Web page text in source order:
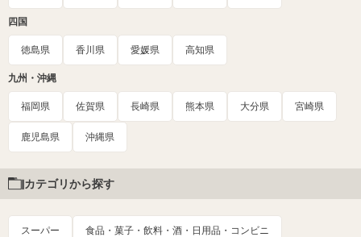
四国
徳島県 香川県 愛媛県 高知県
九州・沖縄
福岡県 佐賀県 長崎県 熊本県 大分県 宮崎県
鹿児島県 沖縄県
カテゴリから探す
スーパー 食品・菓子・飲料・酒・日用品・コンビニ